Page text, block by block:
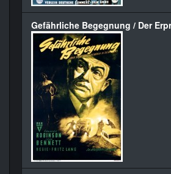
Gefährliche Begegnung / Der